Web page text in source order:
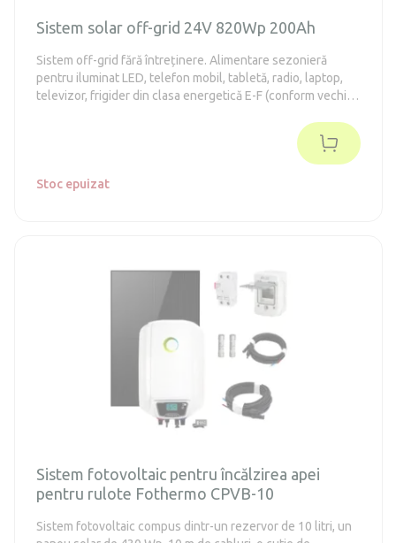
Sistem solar off-grid 24V 820Wp 200Ah
Sistem off-grid fără întreținere. Alimentare sezonieră
pentru iluminat LED, telefon mobil, tabletă, radio, laptop,
televizor, frigider din clasa energetică E-F (conform vechii
Stoc epuizat
Sistem fotovoltaic pentru încălzirea apei
pentru rulote Fothermo CPVB-10
Sistem fotovoltaic compus dintr-un rezervor de 10 litri, un